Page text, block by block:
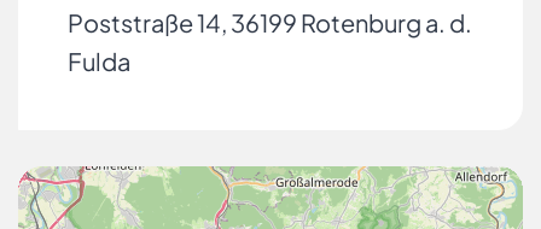
Poststraße 14, 36199 Rotenburg a. d.
Fulda